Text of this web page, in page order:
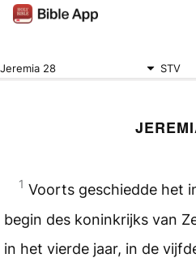
Jeremia 28 STV
1 Voorts geschiedde het
begin des koninkrijks van
in het vierde jaar, in de